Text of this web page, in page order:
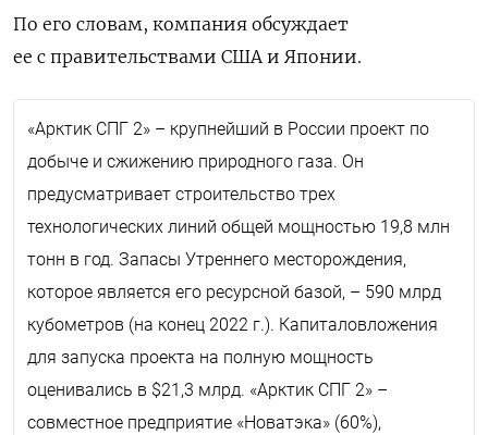
По его словам, компания обсуждает
ее с правительствами США и Японии.
«Арктик СПГ 2» – крупнейший в России проект по
добыче и сжижению природного газа. Он
предусматривает строительство трех
технологических линий общей мощностью 19,8 млн
тонн в год. Запасы Утреннего месторождения,
которое является его ресурсной базой, – 590 млрд
кубометров (на конец 2022 г.). Капиталовложения
для запуска проекта на полную мощность
оценивались в $21,3 млрд. «Арктик СПГ 2» –
совместное предприятие «Новатэка» (60%),